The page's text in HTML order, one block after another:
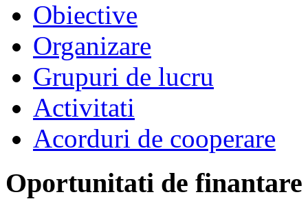
Obiective
Organizare
Grupuri de lucru
Activitati
Acorduri de cooperare
Oportunitati de finantare